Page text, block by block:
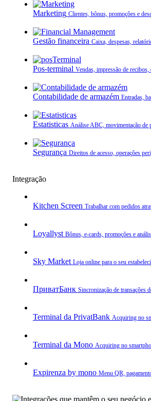
Marketing Clientes, bônus, promoções e
Gestão financeira Caixa, despesas,
Pos-terminal Vendas, impressão de recibos,
Contabilidade de armazém Entradas,
Estatisticas Análise ABC, movimentação de
Segurança Direitos de acesso, operações
Integração
Kitchen Screen Trabalhar com pedidos
Loyallyst Bônus, e‑cards, promoções e
Sky Market Loja online para o seu
ПриватБанк Sincronização de transações
Terminal da PrivatBank Acquiring no
Terminal da Mono Acquiring no
Expirenza by mono Menu QR,